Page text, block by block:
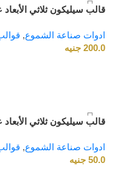
قالب سيليكون ثلاثي
حجم 8×4
لإعادة الاستخدام، مقاوم
ادوات صناعة الشموع,
200.0 جنيه
قالب سيليكون ثلاثي
والصابون – غير لاصق، قابل
ادوات صناعة الشموع,
50.0 جنيه